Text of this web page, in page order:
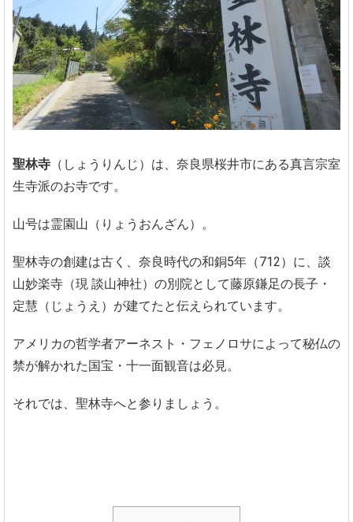
聖林寺 （しょうりんじ）は、奈良県桜井市にある真言宗室
生寺派のお寺です。
山号は霊園山（りょうおんざん）。
聖林寺の創建は古く、奈良時代の和銅5年（712）に、談
山妙楽寺（現 談山神社）の別院として藤原鎌足の長子・
定慧（じょうえ）が建てたと伝えられています。
アメリカの哲学者アーネスト・フェノロサによって秘仏の
禁が解かれた国宝・十一面観音は必見。
それでは、聖林寺へと参りましょう。